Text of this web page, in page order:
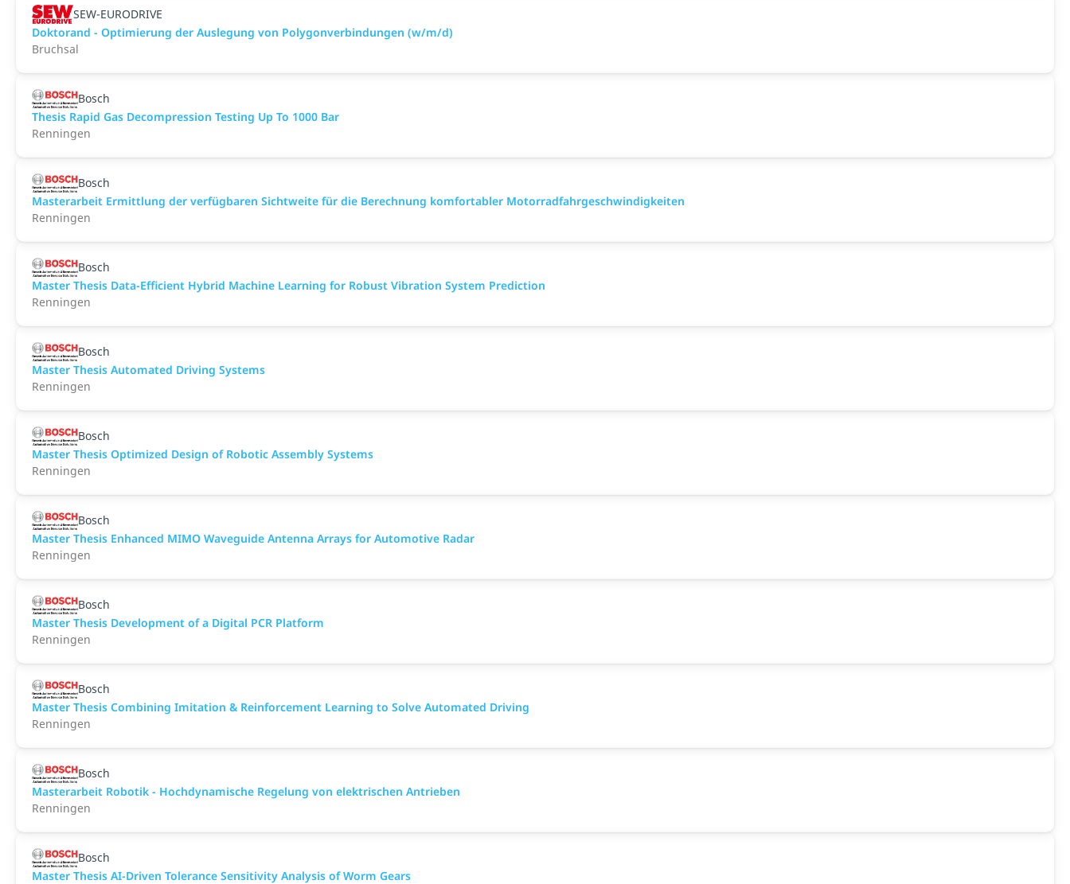
SEW-EURODRIVE
Doktorand - Optimierung der Auslegung von Polygonverbindungen (w/m/d)
Bruchsal
Bosch
Thesis Rapid Gas Decompression Testing Up To 1000 Bar
Renningen
Bosch
Masterarbeit Ermittlung der verfügbaren Sichtweite für die Berechnung komfortabler Motorradfahrgeschwindigkeiten
Renningen
Bosch
Master Thesis Data-Efficient Hybrid Machine Learning for Robust Vibration System Prediction
Renningen
Bosch
Master Thesis Automated Driving Systems
Renningen
Bosch
Master Thesis Optimized Design of Robotic Assembly Systems
Renningen
Bosch
Master Thesis Enhanced MIMO Waveguide Antenna Arrays for Automotive Radar
Renningen
Bosch
Master Thesis Development of a Digital PCR Platform
Renningen
Bosch
Master Thesis Combining Imitation & Reinforcement Learning to Solve Automated Driving
Renningen
Bosch
Masterarbeit Robotik - Hochdynamische Regelung von elektrischen Antrieben
Renningen
Bosch
Master Thesis AI-Driven Tolerance Sensitivity Analysis of Worm Gears